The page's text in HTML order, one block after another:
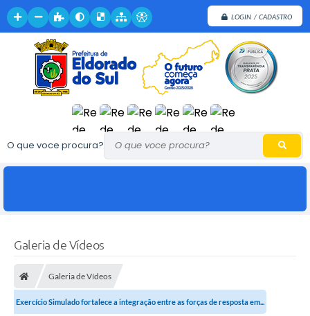
LOGIN / CADASTRO
O que voce procura?
Galeria de Vídeos
Galeria de Vídeos
Exercício Simulado fortalece a integração entre as forças de resposta em...